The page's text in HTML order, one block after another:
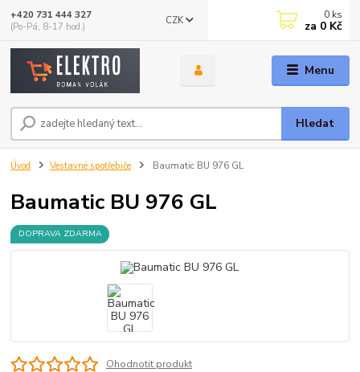
Menu
CZK
Hledat
+420 731 444 327
(Po-Pá, 8-17 hod.)
0 ks
za 0 Kč
Úvod Vestavné spotřebiče Baumatic BU 976 GL
Baumatic BU 976 GL
DOPRAVA ZDARMA
Ohodnotit produkt